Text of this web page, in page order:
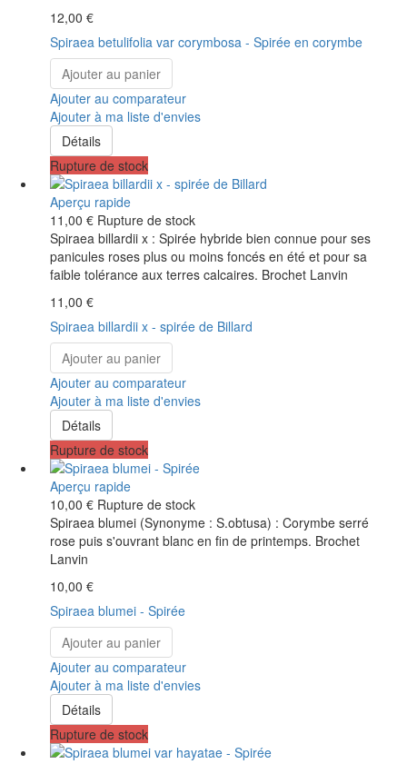
12,00 €
Spiraea betulifolia var corymbosa - Spirée en corymbe
Ajouter au panier
Ajouter au comparateur
Ajouter à ma liste d'envies
Détails
Rupture de stock
Aperçu rapide
11,00 € Rupture de stock
Spiraea billardii x : Spirée hybride bien connue pour ses
panicules roses plus ou moins foncés en été et pour sa
faible tolérance aux terres calcaires. Brochet Lanvin
11,00 €
Spiraea billardii x - spirée de Billard
Ajouter au panier
Ajouter au comparateur
Ajouter à ma liste d'envies
Détails
Rupture de stock
Aperçu rapide
10,00 € Rupture de stock
Spiraea blumei (Synonyme : S.obtusa) : Corymbe serré
rose puis s'ouvrant blanc en fin de printemps. Brochet
Lanvin
10,00 €
Spiraea blumei - Spirée
Ajouter au panier
Ajouter au comparateur
Ajouter à ma liste d'envies
Détails
Rupture de stock